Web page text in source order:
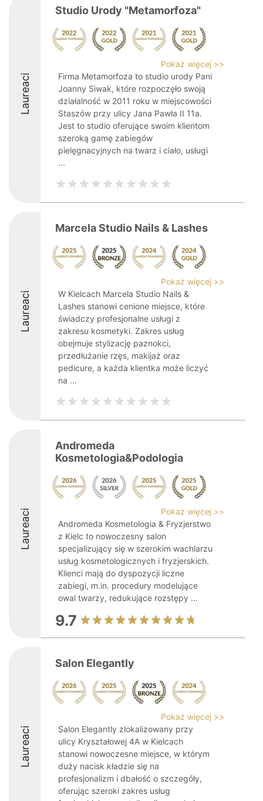
Laureaci
Studio Urody "Metamorfoza"
Pokaż więcej >>
Firma Metamorfoza to studio urody Pani
Joanny Siwak, które rozpoczęło swoją
działalność w 2011 roku w miejscowości
Staszów przy ulicy Jana Pawła II 11a.
Jest to studio oferujące swoim klientom
szeroką gamę zabiegów
pielęgnacyjnych na twarz i ciało, usługi
...
Laureaci
Marcela Studio Nails & Lashes
Pokaż więcej >>
W Kielcach Marcela Studio Nails &
Lashes stanowi cenione miejsce, które
świadczy profesjonalne usługi z
zakresu kosmetyki. Zakres usług
obejmuje stylizację paznokci,
przedłużanie rzęs, makijaż oraz
pedicure, a każda klientka może liczyć
na ...
Laureaci
Andromeda
Kosmetologia&Podologia
Pokaż więcej >>
Andromeda Kosmetologia & Fryzjerstwo
z Kielc to nowoczesny salon
specjalizujący się w szerokim wachlarzu
usług kosmetologicznych i fryzjerskich.
Klienci mają do dyspozycji liczne
zabiegi, m.in. procedury modelujące
owal twarzy, redukujące rozstępy ...
9.7
Laureaci
Salon Elegantly
Pokaż więcej >>
Salon Elegantly zlokalizowany przy
ulicy Kryształowej 4A w Kielcach
stanowi nowoczesne miejsce, w którym
duży nacisk kładzie się na
profesjonalizm i dbałość o szczegóły,
oferując szeroki zakres usług